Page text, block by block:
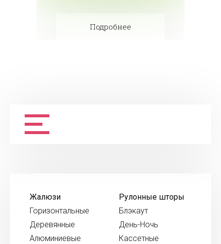
Подробнее
Жалюзи
Горизонтальные
Деревянные
Алюминиевые
Рулонные шторы
Блэкаут
День-Ночь
Кассетные